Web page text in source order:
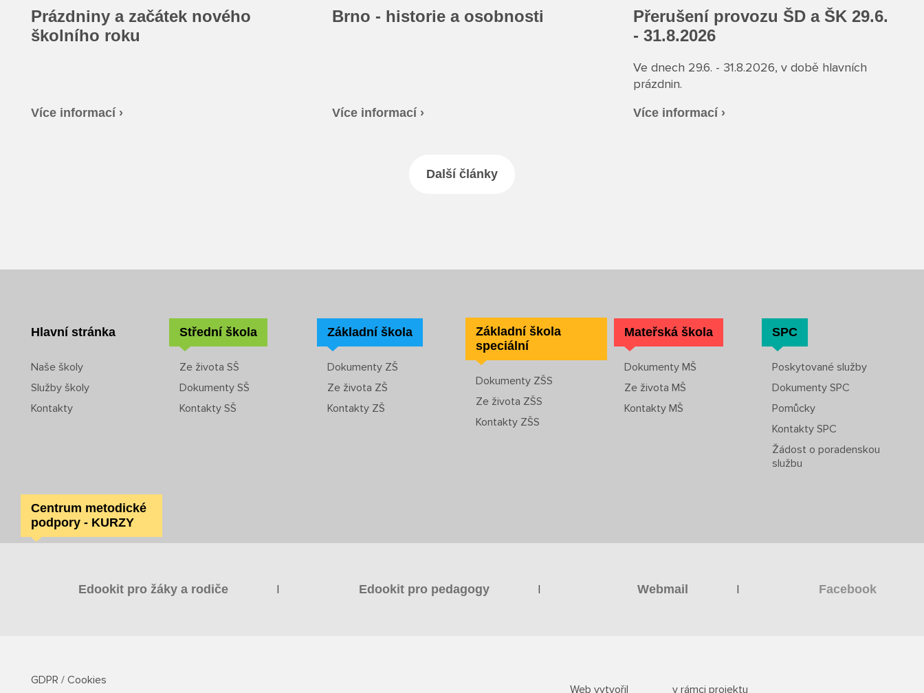
Prázdniny a začátek nového
školního roku
Více informací ›
Brno - historie a osobnosti
Více informací ›
Přerušení provozu ŠD a ŠK 29.6.
- 31.8.2026
Ve dnech 29.6. - 31.8.2026, v době hlavních
prázdnin.
Více informací ›
Další články
Hlavní stránka
Naše školy
Služby školy
Kontakty
Střední škola
Ze života SŠ
Dokumenty SŠ
Kontakty SŠ
Základní škola
Dokumenty ZŠ
Ze života ZŠ
Kontakty ZŠ
Základní škola
speciální
Dokumenty ZŠS
Ze života ZŠS
Kontakty ZŠS
Mateřská škola
Dokumenty MŠ
Ze života MŠ
Kontakty MŠ
SPC
Poskytované služby
Dokumenty SPC
Pomůcky
Kontakty SPC
Žádost o poradenskou
službu
Centrum metodické
podpory - KURZY
Edookit pro žáky a rodiče | Edookit pro pedagogy | Webmail | Facebook
GDPR / Cookies
Web vytvořil v rámci projektu